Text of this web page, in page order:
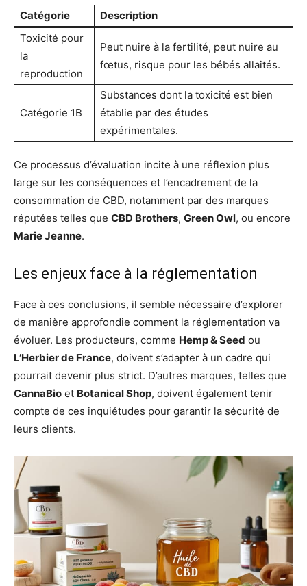
Catégorie
Description
Toxicité pour
la
reproduction
Peut nuire à la fertilité, peut nuire au
fœtus, risque pour les bébés allaités.
Catégorie 1B
Substances dont la toxicité est bien
établie par des études
expérimentales.
Ce processus d’évaluation incite à une réflexion plus
large sur les conséquences et l’encadrement de la
consommation de CBD, notamment par des marques
réputées telles que CBD Brothers, Green Owl, ou encore
Marie Jeanne.
Les enjeux face à la réglementation
Face à ces conclusions, il semble nécessaire d’explorer
de manière approfondie comment la réglementation va
évoluer. Les producteurs, comme Hemp & Seed ou
L’Herbier de France, doivent s’adapter à un cadre qui
pourrait devenir plus strict. D’autres marques, telles que
CannaBio et Botanical Shop, doivent également tenir
compte de ces inquiétudes pour garantir la sécurité de
leurs clients.